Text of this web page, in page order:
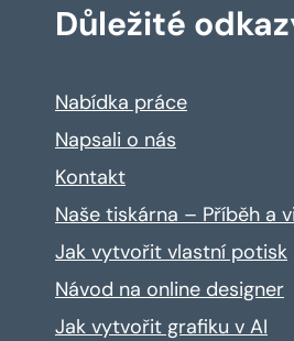
Důležité
Nabídka práce
Napsali o nás
Kontakt
Naše tiskárna – Příběh a
Jak vytvořit vlastní potisk
Návod na online designer
Jak vytvořit grafiku v AI